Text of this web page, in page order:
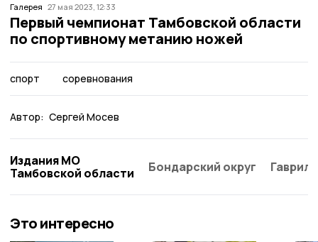
Галерея 27 мая 2023, 12:33
Первый чемпионат Тамбовской области
по спортивному метанию ножей
спорт соревнования
Автор: Сергей Мосев
Издания МО
Тамбовской области
Бондарский округ
Это интересно